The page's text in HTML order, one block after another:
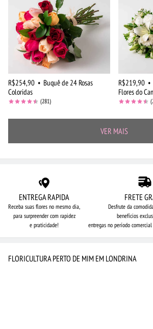
R$254,90 • Buquê de 24 Rosas
Coloridas
(281)
R$219,90 •
Flores do
VER MAIS
ENTREGA RAPIDA
Receba suas flores no mesmo dia,
para surpreender com rapidez
e praticidade!
FRETE
Desfrute da
benefícios
entregas no período
FLORICULTURA PERTO DE MIM EM LONDRINA